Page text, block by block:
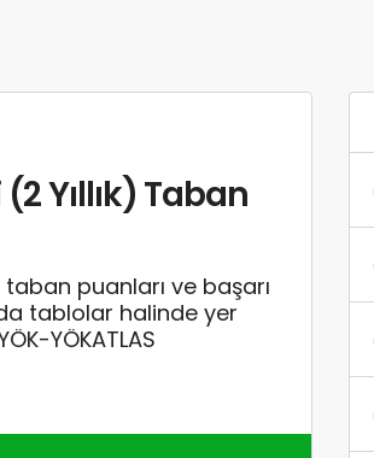
Yıllık) Taban
puanları ve başarı
tablolar halinde yer
YÖKATLAS